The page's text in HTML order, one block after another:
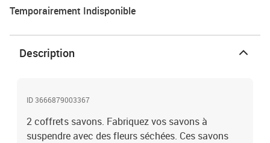
d'immortelle séchée, 140 cm de fil de sisal, 1 paille en papier et un
savons
Temporairement Indisponible
Description
ID 3666879003367
2 coffrets savons. Fabriquez vos savons à
suspendre avec des fleurs séchées. Ces savons